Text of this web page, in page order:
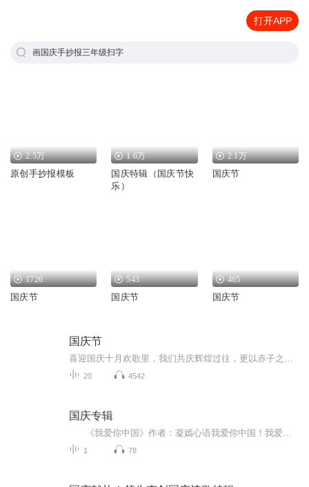
打开APP
画国庆手抄报三年级扫字
2.5万
原创手抄报模板
1.6万
国庆特辑（国庆节快
乐）
2.1万
国庆节
1726
国庆节
543
国庆节
465
国庆节
国庆节
20 4542
国庆专辑
1 78